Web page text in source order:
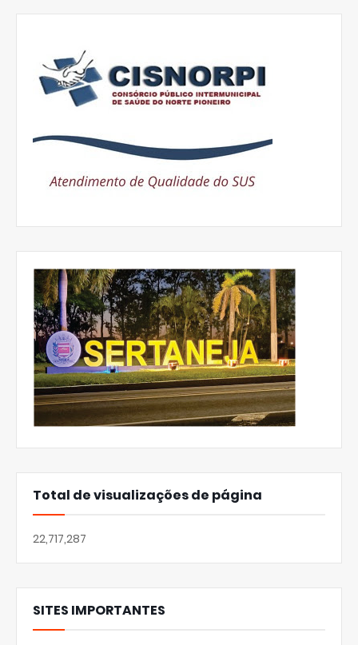
Total de visualizações de página
22,717,287
SITES IMPORTANTES